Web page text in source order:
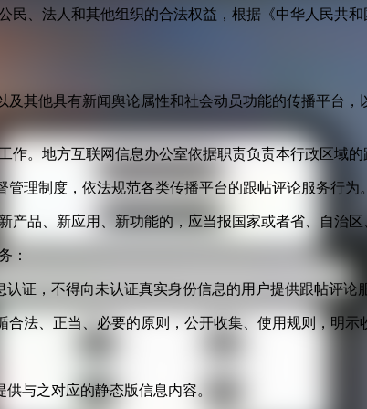
、法人和其他组织的合法权益，根据《中华人民共
其他具有新闻舆论属性和社会动员功能的传播平台
。地方互联网信息办公室依据职责负责本行政区域
理制度，依法规范各类传播平台的跟帖评论服务行为
品、新应用、新功能的，应当报国家或者省、自治
：
认证，不得向未认证真实身份信息的用户提供跟帖评论
合法、正当、必要的原则，公开收集、使用规则，明
与之对应的静态版信息内容。